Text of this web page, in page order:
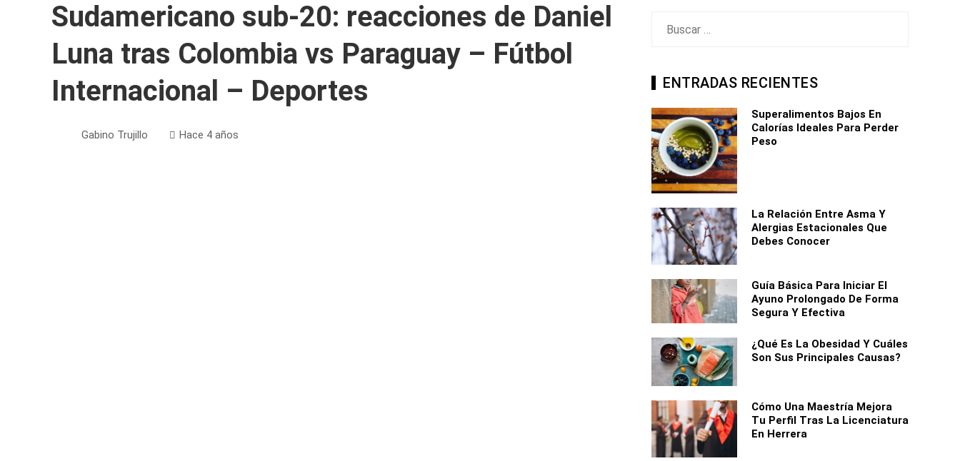
Sudamericano sub-20: reacciones de Daniel
Luna tras Colombia vs Paraguay – Fútbol
Internacional – Deportes
Gabino Trujillo Hace 4 años
ENTRADAS RECIENTES
Superalimentos Bajos En
Calorías Ideales Para Perder
Peso
La Relación Entre Asma Y
Alergias Estacionales Que
Debes Conocer
Guía Básica Para Iniciar El
Ayuno Prolongado De Forma
Segura Y Efectiva
¿Qué Es La Obesidad Y Cuáles
Son Sus Principales Causas?
Cómo Una Maestría Mejora
Tu Perfil Tras La Licenciatura
En Herrera